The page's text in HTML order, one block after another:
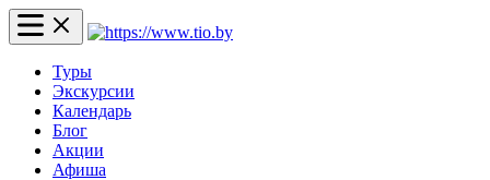
Туры
Экскурсии
Календарь
Блог
Акции
Афиша